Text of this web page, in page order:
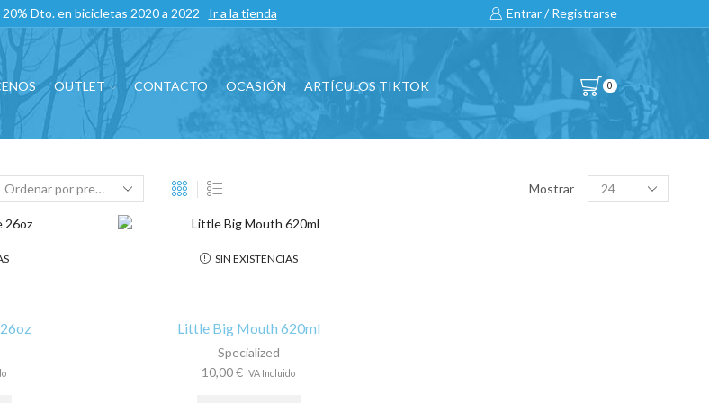
Dto. en bicicletas 2020 a 2022 Ir a la tienda Entrar / Registrarse
OUTLET CONTACTO OCASIÓN ARTÍCULOS TIKTOK 0
Mostrar
Products
per
SIN EXISTENCIAS
Little Big Mouth 620ml
Specialized
10,00€ IVA Incluido